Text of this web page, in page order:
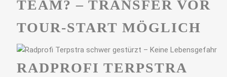
TEAM? – TRANSFER VOR
TOUR-START MÖGLICH
RADPROFI TERPSTRA